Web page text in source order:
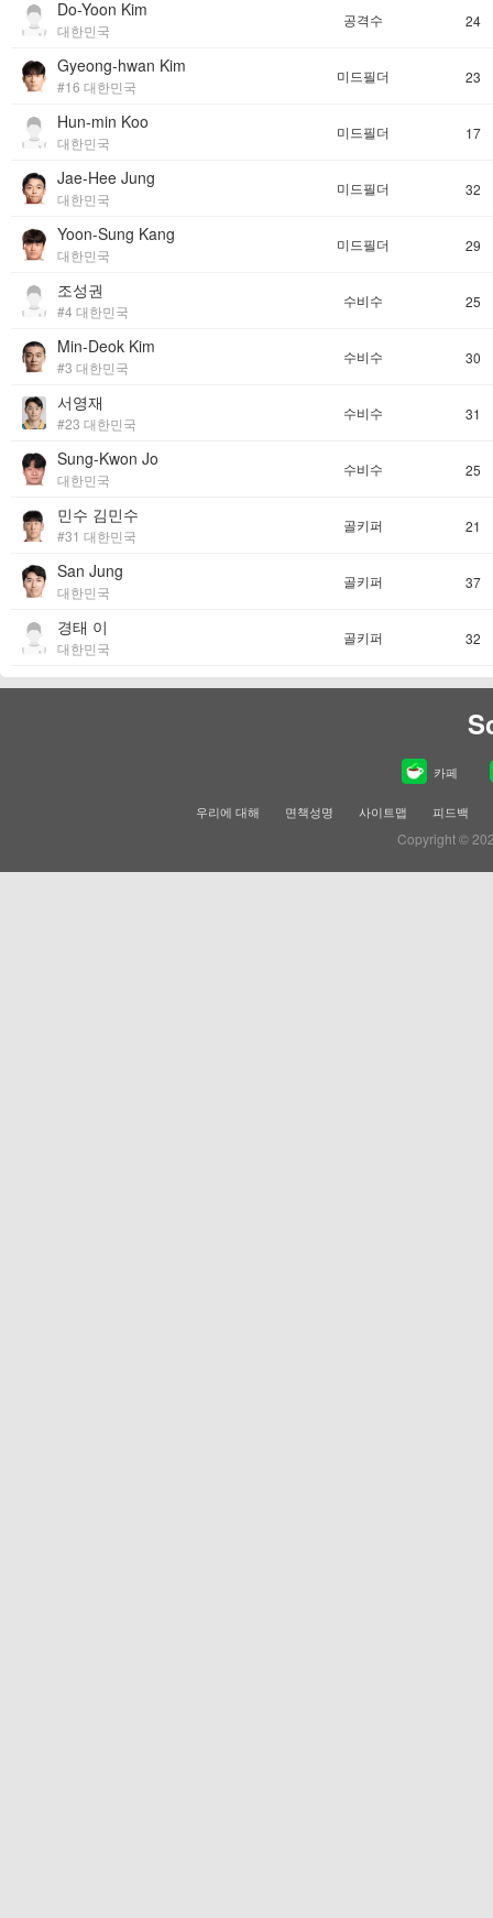
Do-Yoon Kim
대한민국
공격수 24
Gyeong-hwan Kim
#16 대한민국
미드필더 23
Hun-min Koo
대한민국
미드필더 17
Jae-Hee Jung
대한민국
미드필더 32
Yoon-Sung Kang
대한민국
미드필더 29
조성권
#4 대한민국
수비수 25
Min-Deok Kim
#3 대한민국
수비수 30
서영재
#23 대한민국
수비수 31
Sung-Kwon Jo
대한민국
수비수 25
민수 김민수
#31 대한민국
골키퍼 21
San Jung
대한민국
골키퍼 37
경태 이
대한민국
골키퍼 32
카페
우리에 대해 면책성명 사이트맵 피드백
Copyright ©